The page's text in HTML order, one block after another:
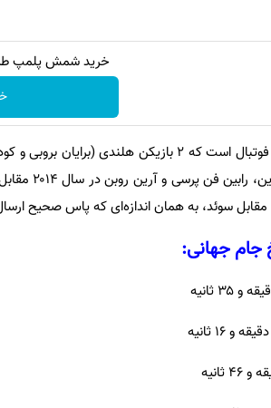
خرید شمش پلمپ طلاسی، از ۰.۵
گل در یک
به همان اندازه‌ای که پاس صحیح ارسال کرد (۲)، گل به
جام جهانی: